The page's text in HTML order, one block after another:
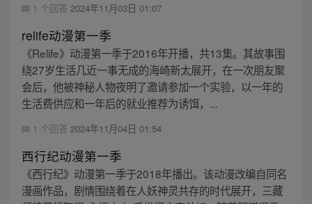
1 个回答 2024年11月03日 01:07
relife动漫第一季
《Relife》动漫第一季于2016年开播，共13集。其故事围
绕27岁生活几近一事无成的海崎新太展开，在一次朋友聚
会后，他被神秘人物夜明了邀请参加一个实验，以一年的
生活费供应和一年后的就业推荐为诱饵，...
1 个回答 2024年11月04日 01:54
西行纪动漫第一季
《西行纪》动漫第一季于2018年播出。该动漫改编自同名
漫画作品，剧情围绕着在人妖神灵共存的时代展开，三藏